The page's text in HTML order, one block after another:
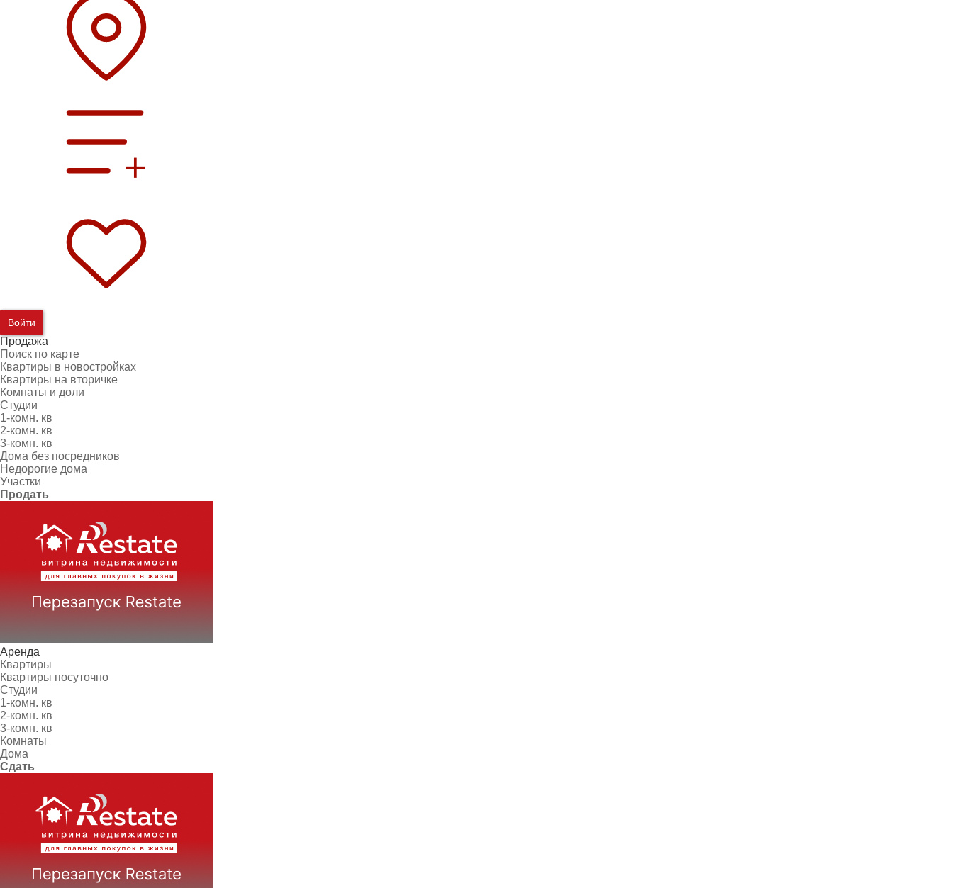
Войти
Продажа
Поиск по карте
Квартиры в новостройках
Квартиры на вторичке
Комнаты и доли
Студии
1-комн. кв
2-комн. кв
3-комн. кв
Дома без посредников
Недорогие дома
Участки
Продать
Аренда
Квартиры
Квартиры посуточно
Студии
1-комн. кв
2-комн. кв
3-комн. кв
Комнаты
Дома
Сдать